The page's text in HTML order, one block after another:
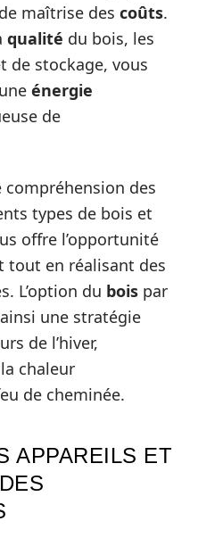
maîtrise des coûts.
qualité du bois, les
de stockage, vous
une énergie
de
compréhension des
types de bois et
offre l’opportunité
tout en réalisant des
L’option du bois par
ainsi une stratégie
de l’hiver,
chaleur
de cheminée.
APPAREILS ET